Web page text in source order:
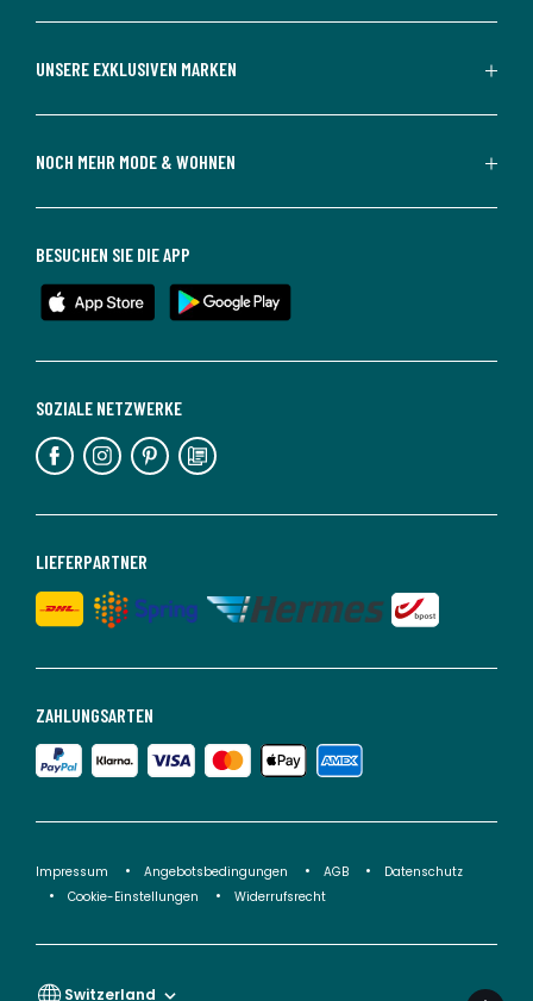
UNSERE EXKLUSIVEN MARKEN
NOCH MEHR MODE & WOHNEN
ZAHLUNGSARTEN
LIEFERPARTNER
SOZIALE NETZWERKE
BESUCHEN SIE DIE APP
Impressum Angebotsbedingungen AGB
Datenschutz
Cookie-Einstellungen
Widerrufsrecht
Switzerland